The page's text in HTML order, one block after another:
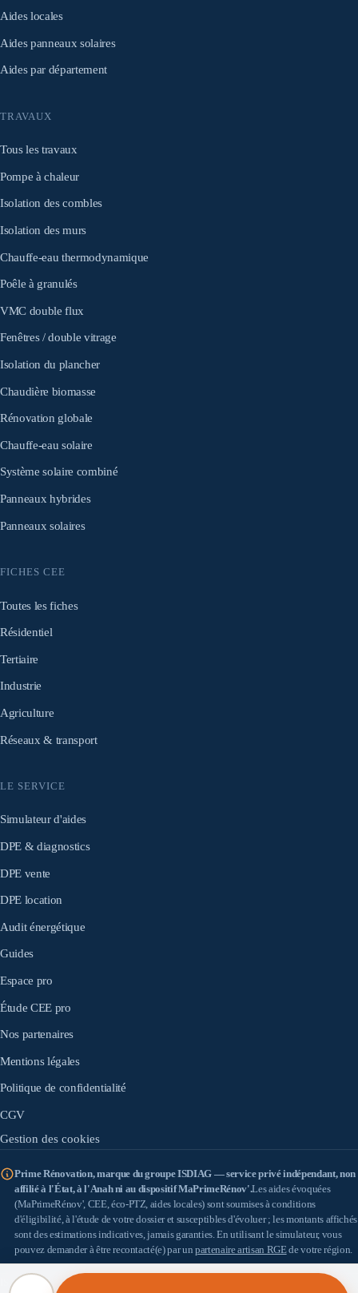
Aides locales
Aides panneaux solaires
Aides par département
TRAVAUX
Tous les travaux
Pompe à chaleur
Isolation des combles
Isolation des murs
Chauffe-eau thermodynamique
Poêle à granulés
VMC double flux
Fenêtres / double vitrage
Isolation du plancher
Chaudière biomasse
Rénovation globale
Chauffe-eau solaire
Système solaire combiné
Panneaux hybrides
Panneaux solaires
FICHES CEE
Toutes les fiches
Résidentiel
Tertiaire
Industrie
Agriculture
Réseaux & transport
LE SERVICE
Simulateur d'aides
DPE & diagnostics
DPE vente
DPE location
Audit énergétique
Guides
Espace pro
Étude CEE pro
Nos partenaires
Mentions légales
Politique de confidentialité
CGV
Gestion des cookies
Prime Rénovation, marque du groupe ISDIAG — service privé indépendant, non
affilié à l'État, à l'Anah ni au dispositif MaPrimeRénov'.Les aides évoquées
(MaPrimeRénov', CEE, éco-PTZ, aides locales) sont soumises à conditions
d'éligibilité, à l'étude de votre dossier et susceptibles d'évoluer ; les montants affichés
sont des estimations indicatives, jamais garanties. En utilisant le simulateur, vous
pouvez demander à être recontacté(e) par un partenaire artisan RGEde votre région.
IS DIAG (SASU au capital de 100 €) — SIRET 898 933 353 00010 — Siège : 18 allée